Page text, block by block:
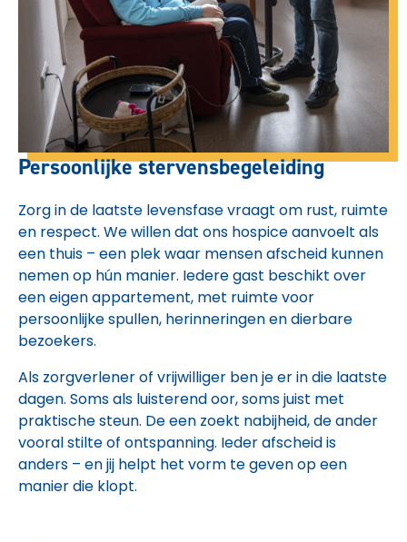
Persoonlijke stervensbegeleiding
Zorg in de laatste levensfase vraagt om rust, ruimte
en respect. We willen dat ons hospice aanvoelt als
een thuis – een plek waar mensen afscheid kunnen
nemen op hún manier. Iedere gast beschikt over
een eigen appartement, met ruimte voor
persoonlijke spullen, herinneringen en dierbare
bezoekers.
Als zorgverlener of vrijwilliger ben je er in die laatste
dagen. Soms als luisterend oor, soms juist met
praktische steun. De een zoekt nabijheid, de ander
vooral stilte of ontspanning. Ieder afscheid is
anders – en jij helpt het vorm te geven op een
manier die klopt.